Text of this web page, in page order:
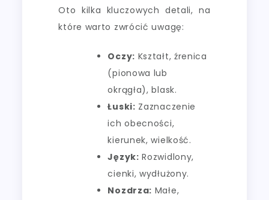
Oto kilka kluczowych detali, na
które warto zwrócić uwagę:
Oczy: Kształt, źrenica
(pionowa lub
okrągła), blask.
Łuski: Zaznaczenie
ich obecności,
kierunek, wielkość.
Język: Rozwidlony,
cienki, wydłużony.
Nozdrza: Małe,